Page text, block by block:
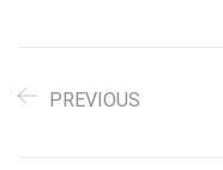
PREVIOUS